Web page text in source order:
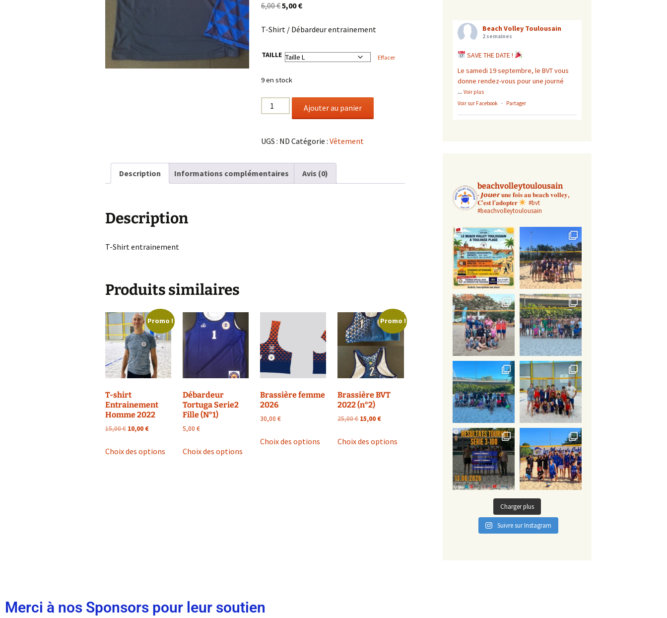
6,00€5,00€
T-Shirt / Débardeur entrainement
TAILLE Effacer
9 en stock
Ajouter au panier
UGS : ND Catégorie :Vêtement
Description Informations complémentaires Avis (0)
Description
T-Shirt entrainement
Produits similaires
Promo !
T-shirt
Entrainement
Homme 2022
15,00€ 10,00€
Choix des options
Débardeur
Tortuga Serie2
Fille (N°1)
5,00€
Choix des options
Brassière femme
2026
30,00€
Choix des options
Promo !
Brassière BVT
2022 (n°2)
25,00€ 15,00€
Choix des options
Beach Volley Toulousain
2 semaines
SAVE THE DATE !
Le samedi 19 septembre, le BVT vous
donne rendez-vous pour une journé
... Voir plus
Voir sur Facebook · Partager
Beach Volley Toulousain
4 semaines
BILAN DES FINALES CDF BEACH
VOLLEY 2026
3 collectifs qualifiés, 2 masculins et 1
fémi
...Voir plus
Voir sur Facebook · Partager
Beach Volley Toulousain
1 mois
Bilan des finales de la Coupe de
France de beach-volley M13
Cette année, nous avons q
...Voir plus
Voir sur Facebook · Partager
beachvolleytoulousain
-𝙅𝙤𝙪𝙚𝙧 𝐮𝐧𝐞 𝐟𝐨𝐢𝐬 𝐚𝐮 𝐛𝐞𝐚𝐜𝐡 𝐯𝐨𝐥𝐥𝐞𝐲,
𝐂'𝐞𝐬𝐭 𝐥'𝐚𝐝𝐨𝐩𝐭𝐞𝐫
#bvt
#beachvolleytoulousain
Charger plus
Suivre sur Instagram
Merci à nos Sponsors pour leur soutien